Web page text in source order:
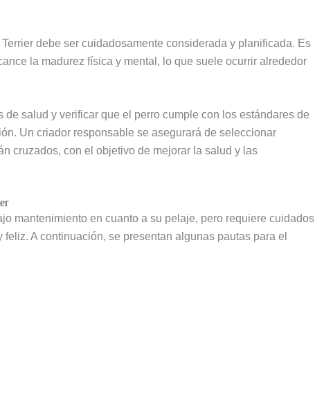
debe ser cuidadosamente considerada y planificada. Es
la madurez física y mental, lo que suele ocurrir alrededor
salud y verificar que el perro cumple con los estándares de
Un criador responsable se asegurará de seleccionar
cruzados, con el objetivo de mejorar la salud y las
mantenimiento en cuanto a su pelaje, pero requiere cuidados
A continuación, se presentan algunas pautas para el